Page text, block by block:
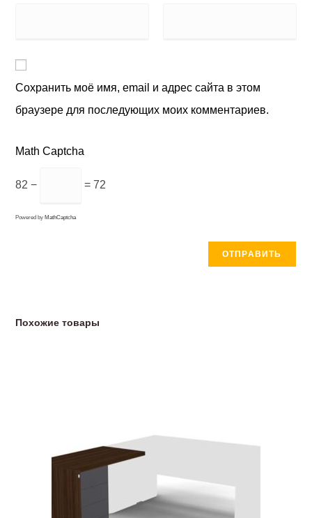
Сохранить моё имя, email и адрес сайта в этом
браузере для последующих моих комментариев.
Math Captcha
82 − = 72
Powered byMathCaptcha
Похожие товары